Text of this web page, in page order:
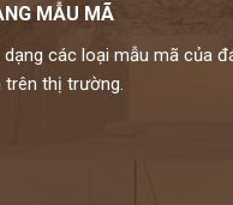
MẪU MÃ
các loại mẫu mã của
trên thị trường.